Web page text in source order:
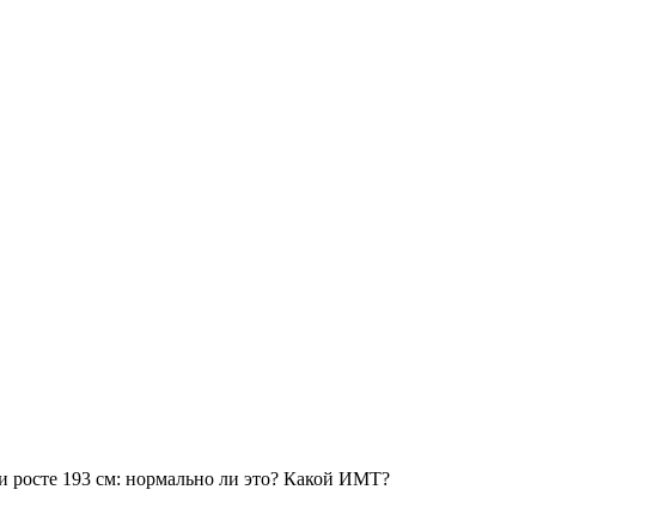
росте 193 см: нормально ли это? Какой ИМТ?